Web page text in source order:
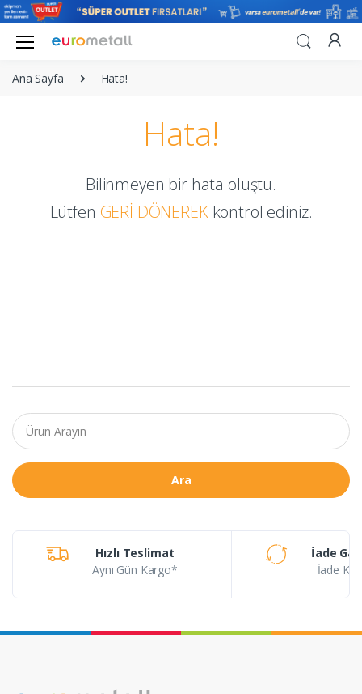
Ana Sayfa Hata!
Hata!
Bilinmeyen bir hata oluştu.
Lütfen GERİ DÖNEREKkontrol ediniz.
Ara
Hızlı Teslimat
Aynı Gün Kargo*
İade
İade